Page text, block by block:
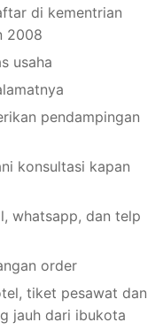
di kementrian
2008
usaha
pendampingan
konsultasi kapan
whatsapp, dan telp
order
tiket pesawat dan
jauh dari ibukota